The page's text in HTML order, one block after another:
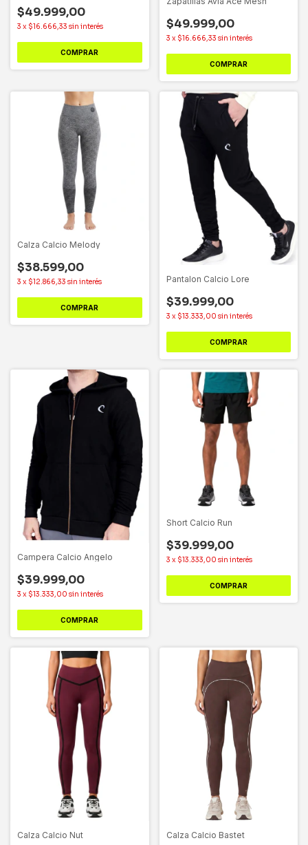
$49.999,00
3 x $16.666,33 sin interés
COMPRAR
$49.999,00
3 x $16.666,33 sin interés
COMPRAR
Calza Calcio Melody
$38.599,00
3 x $12.866,33 sin interés
COMPRAR
Pantalon Calcio Lore
$39.999,00
3 x $13.333,00 sin interés
COMPRAR
Campera Calcio Angelo
$39.999,00
3 x $13.333,00 sin interés
COMPRAR
Short Calcio Run
$39.999,00
3 x $13.333,00 sin interés
COMPRAR
Calza Calcio Nut Calza Calcio Bastet